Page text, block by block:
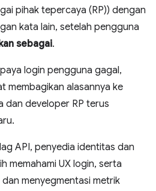
pihak tepercaya (RP)) dengan
kata lain, setelah pengguna
sebagai.
login pengguna gagal,
membagikan alasannya ke
developer RP terus
API, penyedia identitas dan
memahami UX login, serta
menyegmentasi metrik